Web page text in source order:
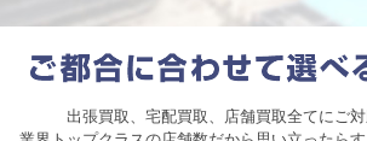
出張買取、宅配買取、店舗買取全てにご対